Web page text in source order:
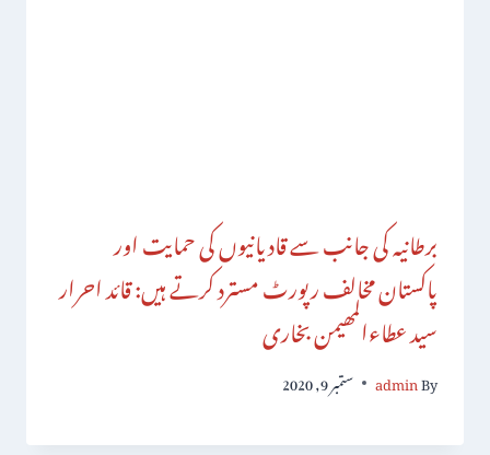
برطانیہ کی جانب سے قادیانیوں کی حمایت اور
پاکستان مخالف رپورٹ مسترد کرتے ہیں: قائد احرار
سید عطاءالمھیمن بخاری
By
admin ستمبر 9, 2020